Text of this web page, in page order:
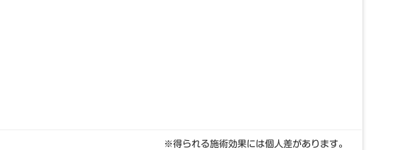
※得られる施術効果には個人差があります。